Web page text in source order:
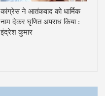
कांग्रेस ने आतंकवाद को धार्मिक
नाम देकर घृणित अपराध किया :
इंद्रेश कुमार